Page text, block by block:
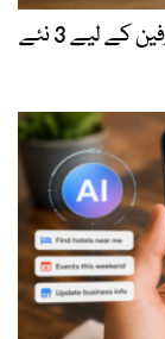
واٹس ایپ کے گروپ چیٹس مزید جدید، صارفین کے لیے 3 نئے